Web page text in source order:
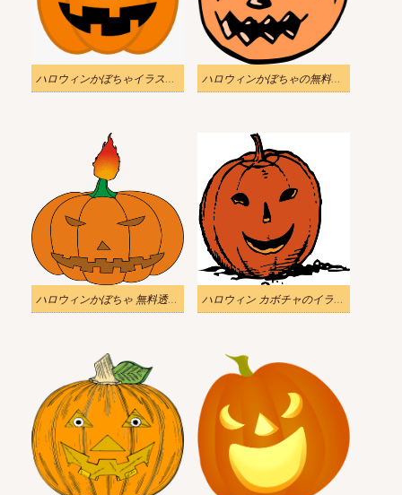
ハロウィンかぼちゃイラスト無料ダウンロード ハロウィンかぼちゃの無料透過イラスト
ハロウィンかぼちゃ 無料透過イラスト ハロウィン カボチャのイラスト Png ダウンロード